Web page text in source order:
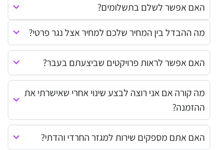
האם אפשר לשלם בתשלומים?
מה ההבדל בין המחיר שלכם למחיר אצל נגר פרטי?
האם אפשר לראות פרויקטים שביצעתם בעבר?
מה קורה אם אני רוצה לבצע שינוי אחרי שאישרתי את
ההזמנה?
האם אתם מספקים שירות למגזר החרדי והדתי?